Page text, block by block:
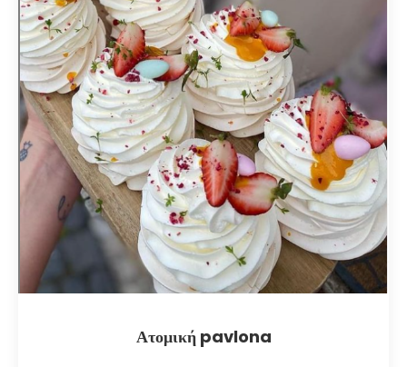
Ατομική pavlona